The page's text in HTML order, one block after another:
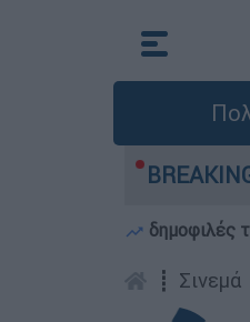
στην Κυψέλη:
δημοφιλές
┋ Σινεμά